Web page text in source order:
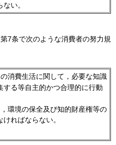
い。
7条で次のような消費者の努力規
消費生活に関して，必要な知識
る等自主的かつ合理的に行動
環境の保全及び知的財産権等の
ればならない。